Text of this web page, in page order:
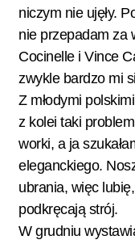
niczym nie ujęły.
nie przepadam za
Cocinelle i Vince
zwykle bardzo mi
Z młodymi
z kolei taki
worki, a ja
eleganckiego.
ubrania, więc
podkręcają strój.
W grudniu